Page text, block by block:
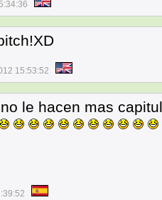
15:53:52
le hacen mas